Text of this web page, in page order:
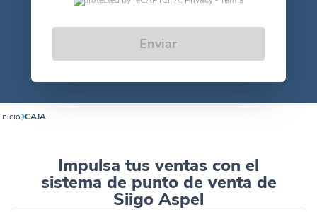
Enviar
Inicio CAJA
Impulsa tus ventas con el
sistema de punto de venta de
Siigo Aspel